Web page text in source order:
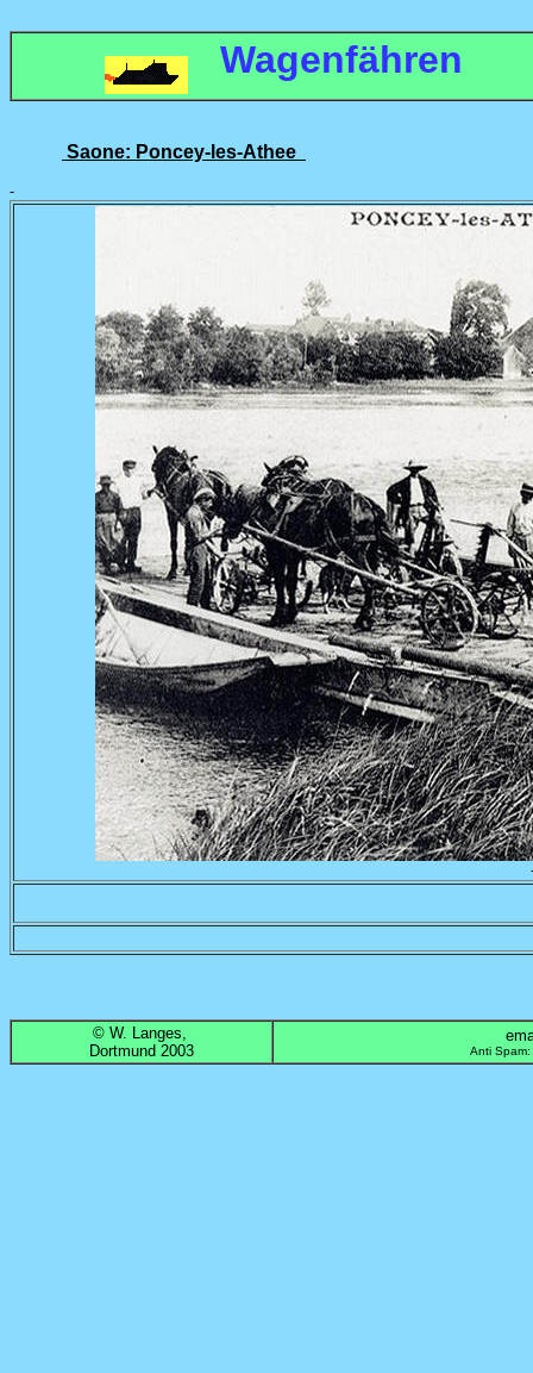
Wagenfähren
Saone: Poncey-les-Athee
-
© W. Langes,
Dortmund 2003
Anti